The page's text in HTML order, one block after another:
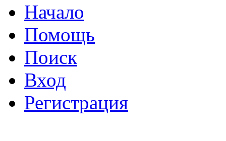
Начало
Помощь
Поиск
Вход
Регистрация